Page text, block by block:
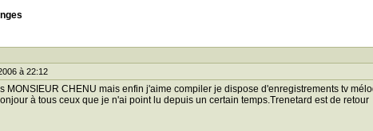
à 22:12
MONSIEUR CHENU mais enfin j'aime compiler je dispose d'enregistrements tv
à tous ceux que je n'ai point lu depuis un certain temps.Trenetard est de retour